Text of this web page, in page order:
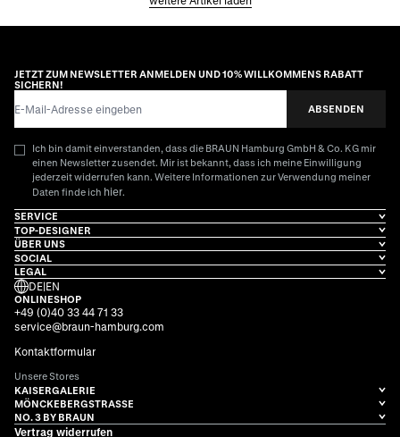
JETZT ZUM NEWSLETTER ANMELDEN UND 10% WILLKOMMENS RABATT
SICHERN!
ABSENDEN
Ich bin damit einverstanden, dass die BRAUN Hamburg GmbH & Co. KG mir
einen Newsletter zusendet. Mir ist bekannt, dass ich meine Einwilligung
jederzeit widerrufen kann. Weitere Informationen zur Verwendung meiner
Daten finde ich hier.
SERVICE
TOP-DESIGNER
ÜBER UNS
SOCIAL
LEGAL
DE|EN
ONLINESHOP
+49 (0)40 33 44 71 33
service@braun-hamburg.com
Kontaktformular
Unsere Stores
KAISERGALERIE
MÖNCKEBERGSTRASSE
NO. 3 BY BRAUN
Vertrag widerrufen